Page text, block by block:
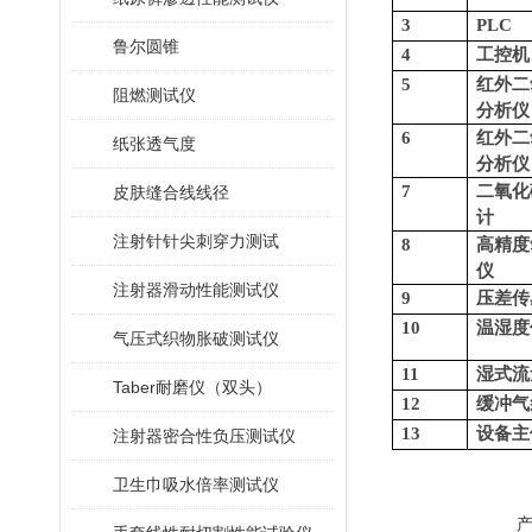
鲁尔圆锥
阻燃测试仪
纸张透气度
皮肤缝合线线径
注射针针尖刺穿力测试
注射器滑动性能测试仪
气压式织物胀破测试仪
Taber耐磨仪（双头）
注射器密合性负压测试仪
卫生巾吸水倍率测试仪
3 PLC
4
工控机
5
红外
分析仪
6
红外
分析仪
7
二氧
计
8
高精
仪
9
压差
10
温湿
11
湿式
12
缓冲
13
设备